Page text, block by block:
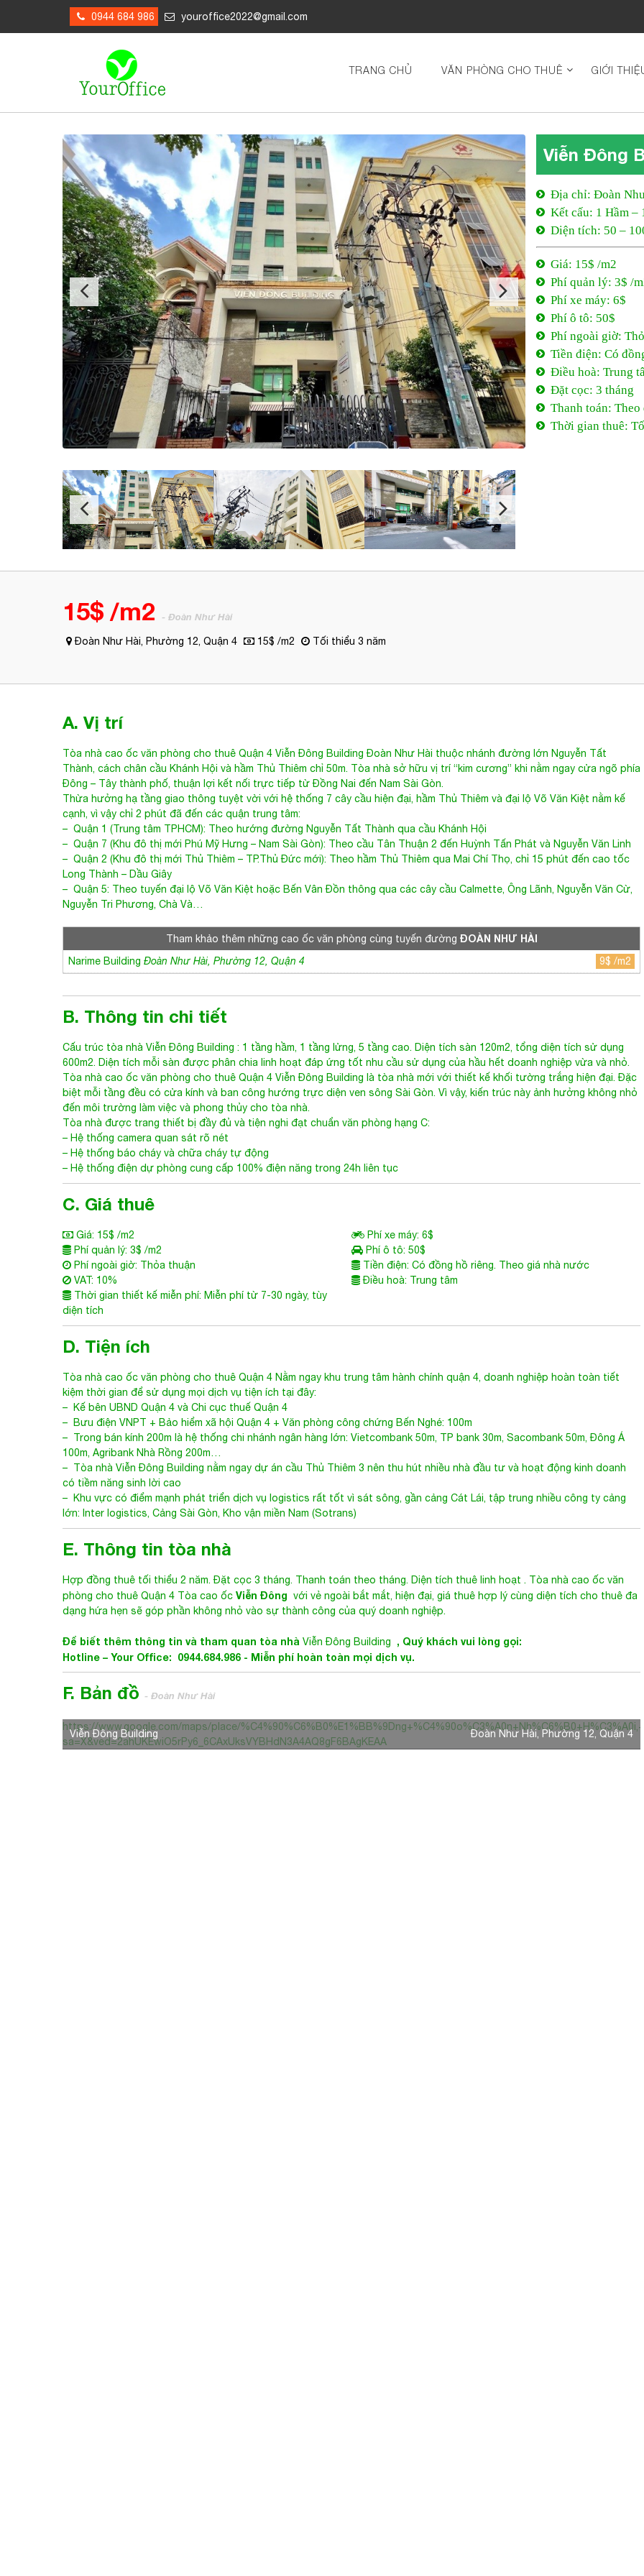
0944 684 986 youroffice2022@gmail.com
TRANG CHỦ VĂN PHÒNG CHO THUÊ GIỚI
Viễn Đông
Địa chỉ: Đoàn
Kết cấu: 1 Hầm –
Diện tích: 50 –
Giá: 15$ /m2
Phí quản lý: 3$ /
Phí xe máy: 6$
Phí ô tô: 50$
Phí ngoài giờ:
Tiền điện: Có
Điều hoà: Trung
Đặt cọc: 3 tháng
Thanh toán: Theo
Thời gian thuê:
15$ /m2
Đoàn Như Hài, Phường 12, Quận 4
A. Vị trí
Tòa nhà cao ốc văn phòng cho thuê Quận 4
Thành, cách chân cầu Khánh Hội và hầm Thủ Thiêm chỉ 50m. Tòa nhà sở hữu vị trí “kim cương” khi nằm ngay cửa ngõ phía
Đông – Tây thành phố, thuận lợi kết nối trực tiếp từ Đồng Nai đến Nam Sài Gòn.
Thừa hưởng hạ tầng giao thông tuyệt vời với hệ thống 7 cây cầu hiện đại, hầm Thủ Thiêm và đại lộ Võ Văn Kiệt nằm kế
cạnh, vì vậy chỉ 2 phút đã đến các quận trung tâm:
– Quận 1 (Trung tâm TPHCM): Theo hướng đường Nguyễn Tất Thành qua cầu Khánh Hội
– Quận 7 (Khu đô thị mới Phú Mỹ Hưng – Nam Sài Gòn): Theo cầu Tân Thuận 2 đến Huỳnh Tấn Phát và Nguyễn Văn Linh
– Quận 2 (Khu đô thị mới Thủ Thiêm – TP.Thủ Đức mới): Theo hầm Thủ Thiêm qua Mai Chí Thọ, chỉ 15 phút đến cao tốc
Long Thành – Dầu Giây
– Quận 5: Theo tuyến đại lộ Võ Văn Kiệt hoặc Bến Vân Đồn thông qua các cây cầu Calmette, Ông Lãnh, Nguyễn Văn Cừ,
Nguyễn Tri Phương, Chà Và…
Tham khảo thêm những cao ốc văn phòng cùng tuyến đường
Narime BuildingĐoàn Như Hài, Phường 12, Quận 4 9$ /m2
B. Thông tin chi tiết
Cấu trúc tòa nhàViễn Đông Building
600m2. Diện tích mỗi sàn được phân chia linh hoạt đáp ứng tốt nhu cầu sử dụng của hầu hết doanh nghiệp vừa và nhỏ.
Tòa nhà cao ốc văn phòng cho thuê Quận 4
Viễn Đông Building là tòa nhà mới với thiết kế khối tường trắng hiện đại. Đặc
biệt mỗi tầng đều có cửa kính và ban công hướng trực diện ven sông Sài Gòn. Vì vậy, kiến trúc này ảnh hưởng không nhỏ
đến môi trường làm việc và phong thủy cho tòa nhà.
Tòa nhà được trang thiết bị đầy đủ và tiện nghi đạt chuẩn văn phòng hạng C:
– Hệ thống camera quan sát rõ nét
– Hệ thống báo cháy và chữa cháy tự động
– Hệ thống điện dự phòng cung cấp 100% điện năng trong 24h liên tục
C. Giá thuê
Giá: 15$ /m2
Phí quản lý: 3$ /m2
Phí ngoài giờ: Thỏa thuận
Tiền điện: Có đồng hồ riêng. Theo giá nhà nước
VAT: 10%
Điều hoà: Trung tâm
Thời gian thiết kế miễn phí: Miễn phí từ 7-30 ngày, tùy
diện tích
D. Tiện ích
Tòa nhà cao ốc văn phòng cho thuê Quận 4
kiệm thời gian để sử dụng mọi dịch vụ tiện ích tại đây:
– Kế bên UBND Quận 4 và Chi cục thuế Quận 4
– Bưu điện VNPT + Bảo hiểm xã hội Quận 4 + Văn phòng công chứng Bến Nghé: 100m
– Trong bán kính 200m là hệ thống chi nhánh ngân hàng lớn: Vietcombank 50m, TP bank 30m, Sacombank 50m, Đông Á
100m, Agribank Nhà Rồng 200m…
– Tòa nhà Viễn Đông Buildingnằm ngay dự án cầu Thủ Thiêm 3 nên thu hút nhiều nhà đầu tư và hoạt động kinh doanh
có tiềm năng sinh lời cao
– Khu vực có điểm mạnh phát triển dịch vụ logistics rất tốt vì sát sông, gần cảng Cát Lái, tập trung nhiều công ty cảng
lớn: Inter logistics, Cảng Sài Gòn, Kho vận miền Nam (Sotrans)
E. Thông tin tòa nhà
Hợp đồng thuê tối thiểu 2 năm. Đặt cọc 3 tháng. Thanh toán theo tháng. Diện tích thuê linh hoạt .
phòng cho thuê Quận 4
dạng hứa hẹn sẽ góp phần không nhỏ vào sự thành công của quý doanh nghiệp.
Để biết thêm thông tin và tham quan tòa nhà Viễn Đông Building
, Quý khách vui lòng gọi:
F. Bản đồ- Đoàn Như Hài
Viễn Đông Building
https://www.google.com/maps/place/